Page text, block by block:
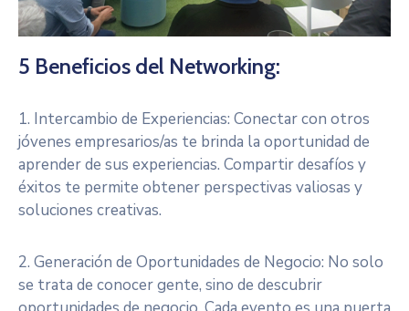
5 Beneficios del Networking:
1. Intercambio de Experiencias: Conectar con otros
jóvenes empresarios/as te brinda la oportunidad de
aprender de sus experiencias. Compartir desafíos y
éxitos te permite obtener perspectivas valiosas y
soluciones creativas.
2. Generación de Oportunidades de Negocio: No solo
se trata de conocer gente, sino de descubrir